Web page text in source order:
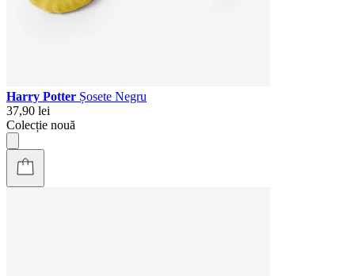
Harry Potter Șosete Negru
37,90 lei
Colecție nouă